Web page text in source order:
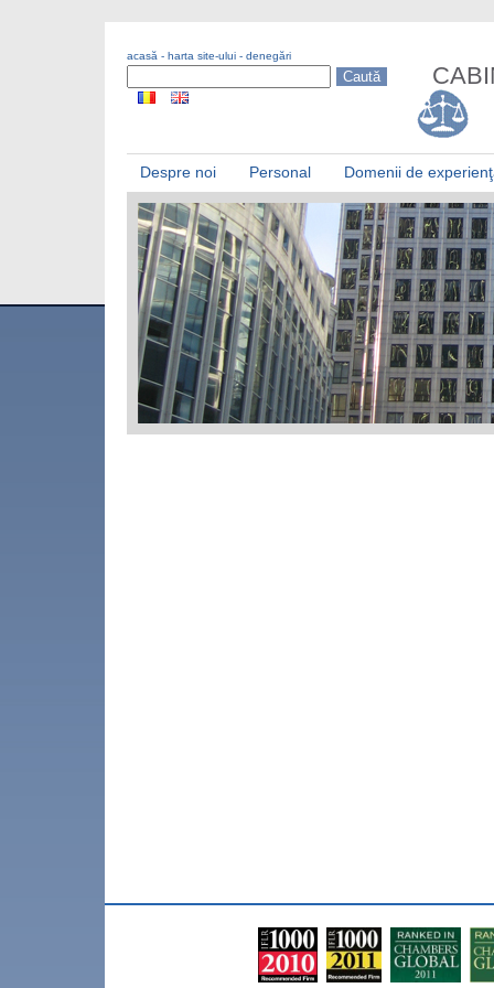
acasă - harta site-ului - denegări
Despre noi Personal Domenii de